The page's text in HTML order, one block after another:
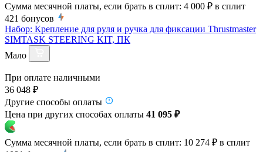
Сумма месячной платы, если брать в сплит: 4 000 ₽ в сплит
421 бонусов
Набор: Крепление для руля и ручка для фиксации Thrustmaster
SIMTASK STEERING KIT, ПК
Мало
При оплате наличными
36 048 ₽
Другие способы оплаты
Цена при других способах оплаты 41 095 ₽
Сумма месячной платы, если брать в сплит: 10 274 ₽ в сплит